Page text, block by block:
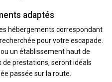
adaptés
hébergements correspondant
pour votre escapade.
un établissement haut de
prestations, seront idéals
passée sur la route.